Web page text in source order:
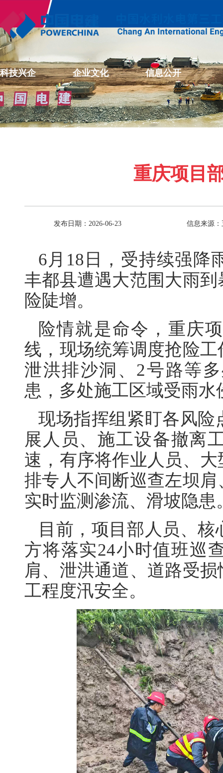
科技兴企 企业文化 信息公开
重庆项目
发布日期：2026-06-23 信息来源：
6月18日，受持续强降
丰都县遭遇大范围大雨
险陡增。
险情就是命令，重庆
线，现场统筹调度抢险
泄洪排沙洞、2号路等
患，多处施工区域受雨水
现场指挥组紧盯各风
展人员、施工设备撤离
速，有序将作业人员、
排专人不间断巡查左坝
实时监测渗流、滑坡隐患
目前，项目部人员、
方将落实24小时值班巡
肩、泄洪通道、道路受
工程度汛安全。